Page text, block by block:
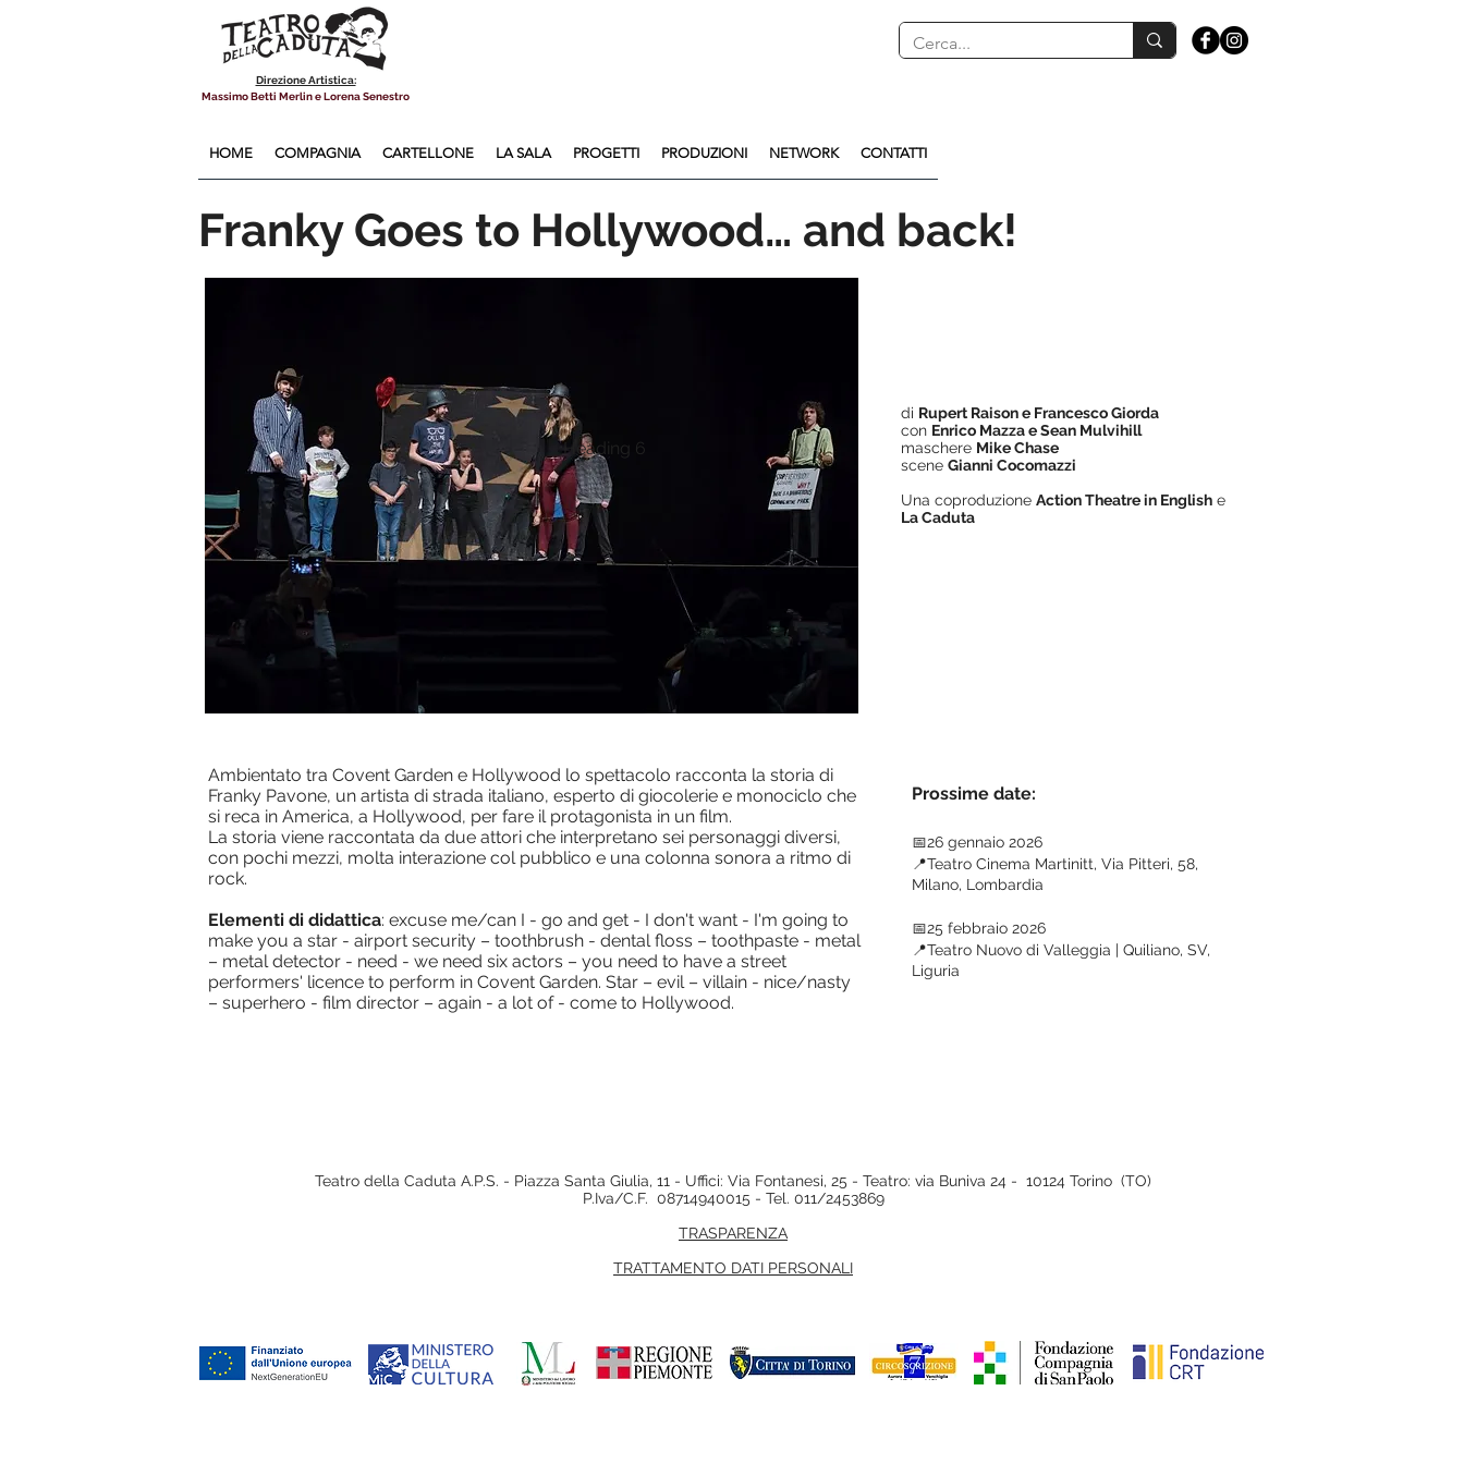
Direzione Artistica:
Massimo Betti Merlin e Lorena Senestro
HOME COMPAGNIA CARTELLONE LA SALA PROGETTI PRODUZIONI NETWORK CONTATTI
Franky Goes to Hollywood… and back!
Heading 6
di Rupert Raison e Francesco Giorda
con Enrico Mazza e Sean Mulvihill
maschere Mike Chase
scene Gianni Cocomazzi
Una coproduzione Action Theatre in English e
La Caduta
Ambientato tra Covent Garden e Hollywood lo spettacolo racconta la storia di
Franky Pavone, un artista di strada italiano, esperto di giocolerie e monociclo che
si reca in America, a Hollywood, per fare il protagonista in un film.
La storia viene raccontata da due attori che interpretano sei personaggi diversi,
con pochi mezzi, molta interazione col pubblico e una colonna sonora a ritmo di
rock.
Elementi di didattica: excuse me/can I - go and get - I don't want - I'm going to
make you a star - airport security – toothbrush - dental floss – toothpaste - metal
– metal detector - need - we need six actors – you need to have a street
performers' licence to perform in Covent Garden. Star – evil – villain - nice/nasty
– superhero - film director – again - a lot of - come to Hollywood.
Prossime date:
📅26 gennaio 2026
📍Teatro Cinema Martinitt, Via Pitteri, 58,
Milano, Lombardia
📅25 febbraio 2026
📍Teatro Nuovo di Valleggia | Quiliano, SV,
Liguria
Teatro della Caduta A.P.S. - Piazza Santa Giulia, 11 - Uffici: Via Fontanesi, 25 - Teatro: via Buniva 24 - 10124 Torino (TO)
P.Iva/C.F. 08714940015 - Tel. 011/2453869
TRASPARENZA
TRATTAMENTO DATI PERSONALI